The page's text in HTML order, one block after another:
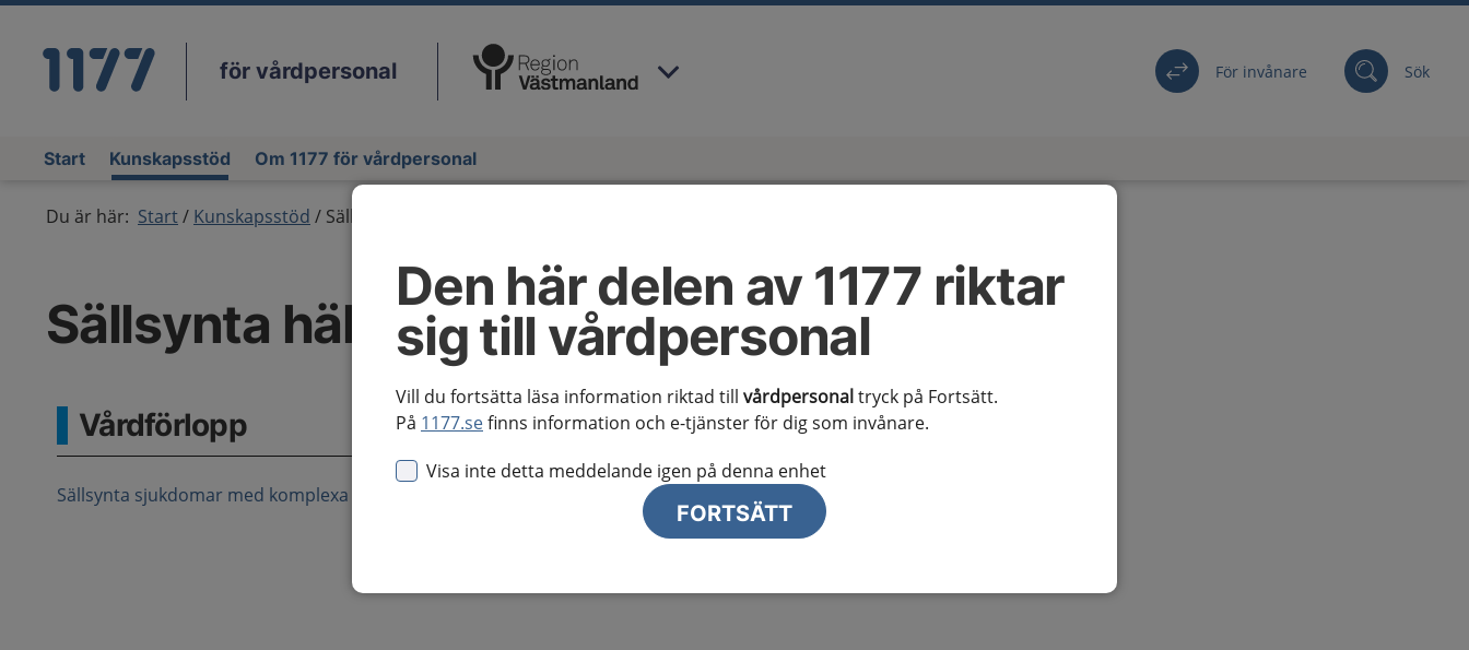
Den här delen av 1177 riktar
sig till vårdpersonal
Vill du fortsätta läsa information riktad till vårdpersonaltryck på Fortsätt.
På 1177.sefinns information och e-tjänster för dig som invånare.
Visa inte detta meddelande igen på denna enhet
FORTSÄTT
för vårdpersonal Du har valt regionVästmanland För invånare Sök
Start Kunskapsstöd Om 1177 för vårdpersonal
Du är här: Start Kunskapsstöd Sällsynta hälsotillstånd
Sällsynta hälsotillstånd
Vårdförlopp
Sällsynta sjukdomar med komplexa vårdbehov
Vårdprogram
22q11-deletionssyndromet
Prader-Willis syndrom (PWS)